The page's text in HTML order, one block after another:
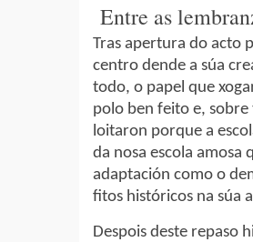
Entre as
Tras apertura do acto
centro dende a súa
todo, o papel que
polo ben feito e, sobre
loitaron porque a
da nosa escola
adaptación como o
fitos históricos na súa
Despois deste repaso